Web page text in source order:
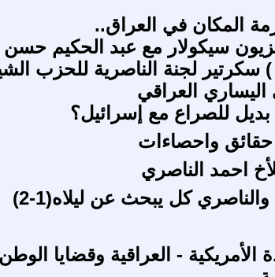
المكان في العراق..
سيكولار مع عبد الحكيم
) سكرتير لجنة الناصرية للحزب
اليساري العراقي
للصراع مع إسرائيل؟
حقائق واحصاءات
احمد الناصري
والناصري كل يبحث عن ليلاه(1-2)
الأمريكية - العراقية وقضايا الوطن